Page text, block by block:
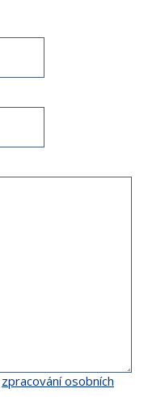
zpracování osobních